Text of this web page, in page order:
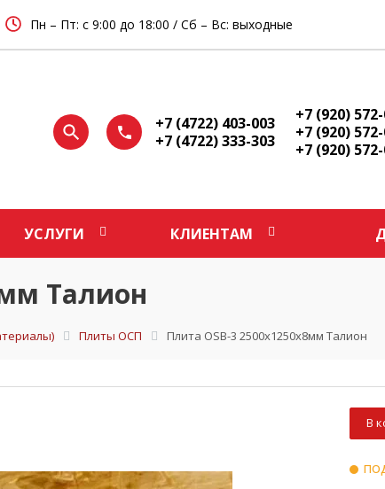
Пн – Пт: с 9:00 до 18:00 / Сб – Вс: выходные
+7 (4722) 403-003
+7 (4722) 333-303
+7 (920)
+7 (920)
+7 (920)
УСЛУГИ КЛИЕНТАМ
Талион
Плиты ОСП Плита OSB-3 2500х1250х8мм Талион
В